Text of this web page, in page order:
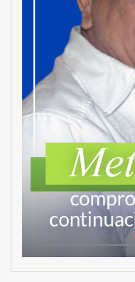
MetroChat